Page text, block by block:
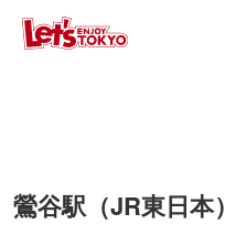
鶯谷駅（JR東日本）